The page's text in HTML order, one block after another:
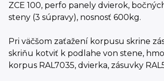
ZCE 100, perfo panely dvierok,
steny (3 súpravy), nosnosť 600kg.
Pri väčšom zaťažení korpusu skrine
skriňu kotviť k podlahe von stene,
korpus RAL7035, dvierka, zásuvky